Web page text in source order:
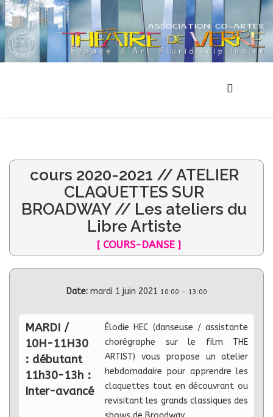
cours 2020-2021 // ATELIER
CLAQUETTES SUR
BROADWAY // Les ateliers du
Libre Artiste
[ COURS-DANSE ]
Date: mardi 1 juin 2021 10:00 - 13:00
MARDI /
10H-11H30
: débutant
11h30-13h :
Inter-avancé
Élodie HEC (danseuse / assistante
chorégraphe sur le film THE
ARTIST) vous propose un atelier
hebdomadaire pour apprendre les
claquettes tout en découvrant ou
revisitant les grands classiques des